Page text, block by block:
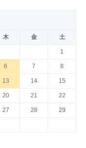
木 金 土
1
6 7 8
13 14 15
20 21 22
27 28 29